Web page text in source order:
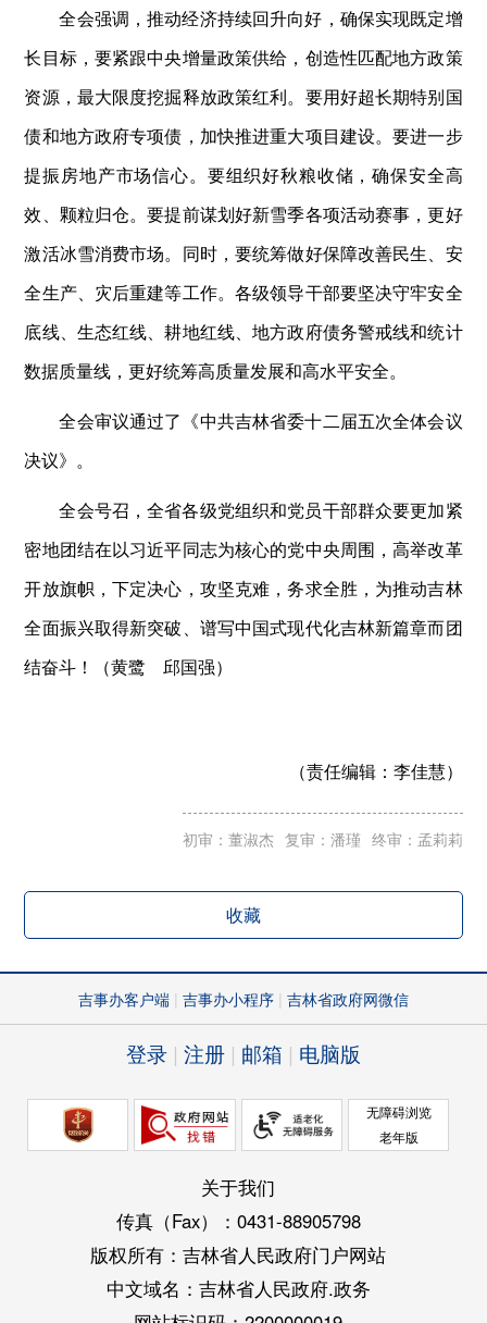
全会强调，推动经济持续回升向好，确保实现既定增
长目标，要紧跟中央增量政策供给，创造性匹配地方政策
资源，最大限度挖掘释放政策红利。要用好超长期特别国
债和地方政府专项债，加快推进重大项目建设。要进一步
提振房地产市场信心。要组织好秋粮收储，确保安全高
效、颗粒归仓。要提前谋划好新雪季各项活动赛事，更好
激活冰雪消费市场。同时，要统筹做好保障改善民生、安
全生产、灾后重建等工作。各级领导干部要坚决守牢安全
底线、生态红线、耕地红线、地方政府债务警戒线和统计
数据质量线，更好统筹高质量发展和高水平安全。
全会审议通过了《中共吉林省委十二届五次全体会议
决议》。
全会号召，全省各级党组织和党员干部群众要更加紧
密地团结在以习近平同志为核心的党中央周围，高举改革
开放旗帜，下定决心，攻坚克难，务求全胜，为推动吉林
全面振兴取得新突破、谱写中国式现代化吉林新篇章而团
结奋斗！（黄鹭 邱国强）
（责任编辑： 李佳慧）
初审：董淑杰 复审：潘瑾 终审：孟莉莉
收藏